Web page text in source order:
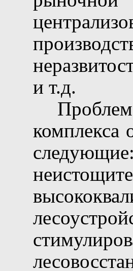
и т.д.
комплекса